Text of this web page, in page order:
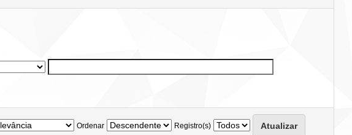
Ordenar Registro(s)